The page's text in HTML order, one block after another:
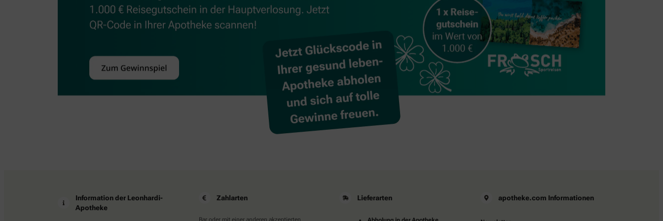
Information der Leonhardi-
Apotheke
Zahlarten Lieferarten apotheke.com Informationen